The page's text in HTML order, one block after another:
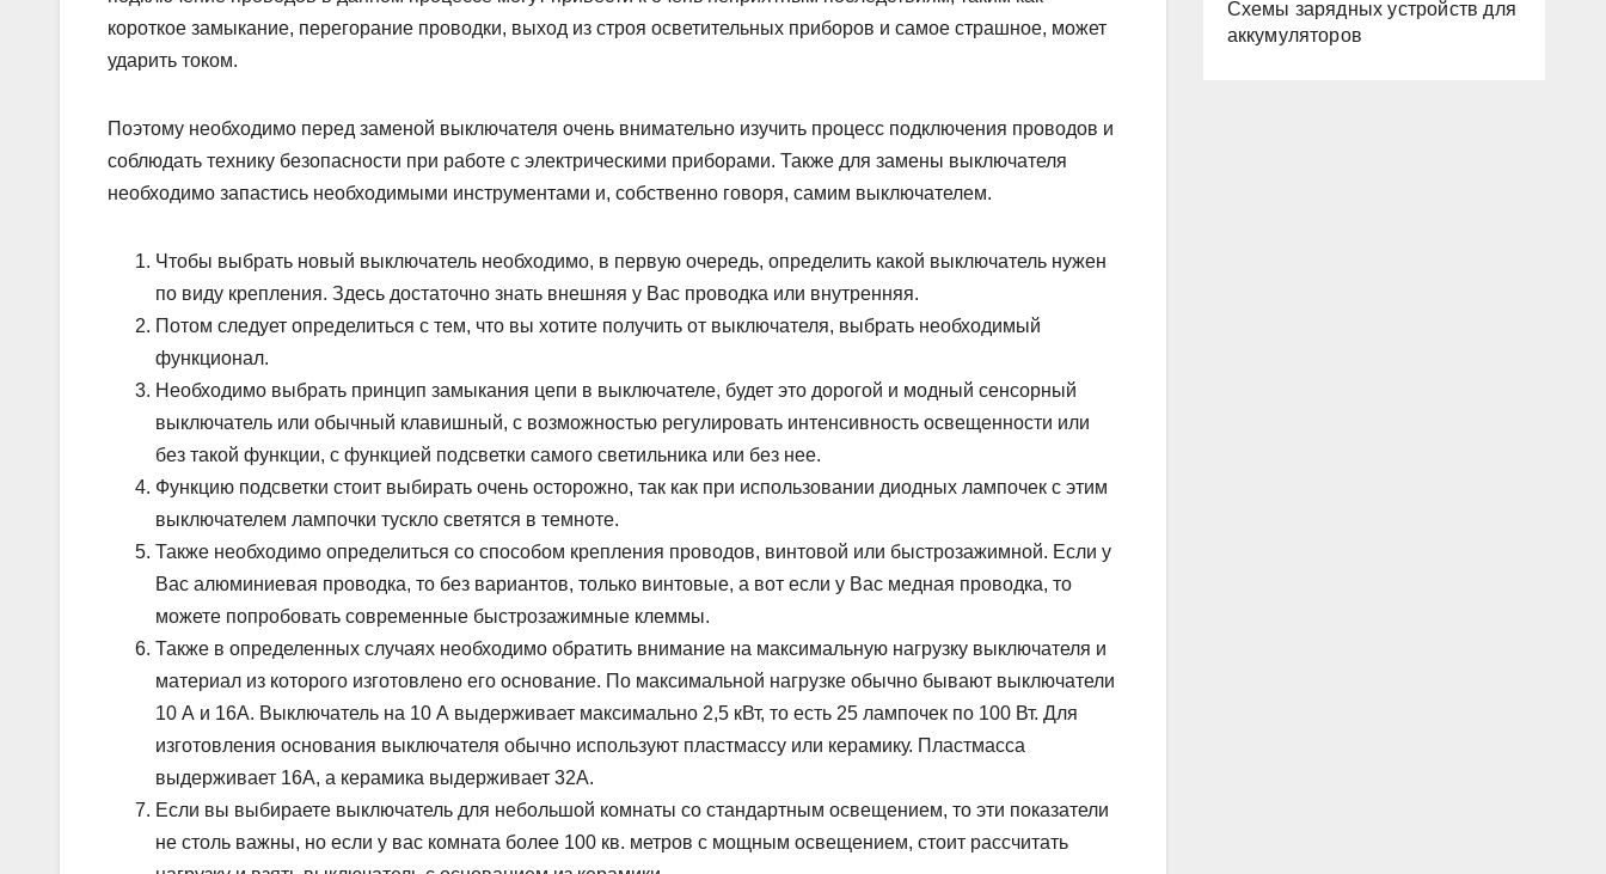
короткое замыкание, перегорание проводки, выход из строя осветительных приборов и самое страшное, может
ударить током.
Поэтому необходимо перед заменой выключателя очень внимательно изучить процесс подключения проводов и
соблюдать технику безопасности при работе с электрическими приборами. Также для замены выключателя
необходимо запастись необходимыми инструментами и, собственно говоря, самим выключателем.
Чтобы выбрать новый выключатель необходимо, в первую очередь, определить какой выключатель нужен
по виду крепления. Здесь достаточно знать внешняя у Вас проводка или внутренняя.
Потом следует определиться с тем, что вы хотите получить от выключателя, выбрать необходимый
функционал.
Необходимо выбрать принцип замыкания цепи в выключателе, будет это дорогой и модный сенсорный
выключатель или обычный клавишный, с возможностью регулировать интенсивность освещенности или
без такой функции, с функцией подсветки самого светильника или без нее.
Функцию подсветки стоит выбирать очень осторожно, так как при использовании диодных лампочек с этим
выключателем лампочки тускло светятся в темноте.
Также необходимо определиться со способом крепления проводов, винтовой или быстрозажимной. Если у
Вас алюминиевая проводка, то без вариантов, только винтовые, а вот если у Вас медная проводка, то
можете попробовать современные быстрозажимные клеммы.
Также в определенных случаях необходимо обратить внимание на максимальную нагрузку выключателя и
материал из которого изготовлено его основание. По максимальной нагрузке обычно бывают выключатели
10 А и 16А. Выключатель на 10 А выдерживает максимально 2,5 кВт, то есть 25 лампочек по 100 Вт. Для
изготовления основания выключателя обычно используют пластмассу или керамику. Пластмасса
выдерживает 16А, а керамика выдерживает 32А.
Если вы выбираете выключатель для небольшой комнаты со стандартным освещением, то эти показатели
не столь важны, но если у вас комната более 100 кв. метров с мощным освещением, стоит рассчитать
Схемы зарядных устройств для
аккумуляторов